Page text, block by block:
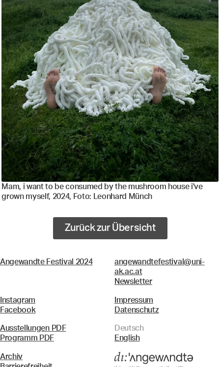
Mam, i want to be consumed by the mushroom house i've
grown myself, 2024, Foto: Leonhard Münch
Zurück zur Übersicht
Angewandte Festival 2024
angewandtefestival@uni-
ak.ac.at
Newsletter
Instagram
Facebook
Impressum
Datenschutz
Ausstellungen PDF
Programm PDF
Deutsch
English
Archiv